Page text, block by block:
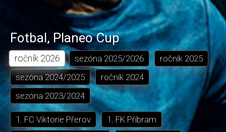
Fotbal, Planeo Cup
ročník 2026 sezóna 2025/2026 ročník 2025
sezóna 2024/2025 ročník 2024
sezóna 2023/2024
1. FC Viktorie Přerov
1. FK Příbram